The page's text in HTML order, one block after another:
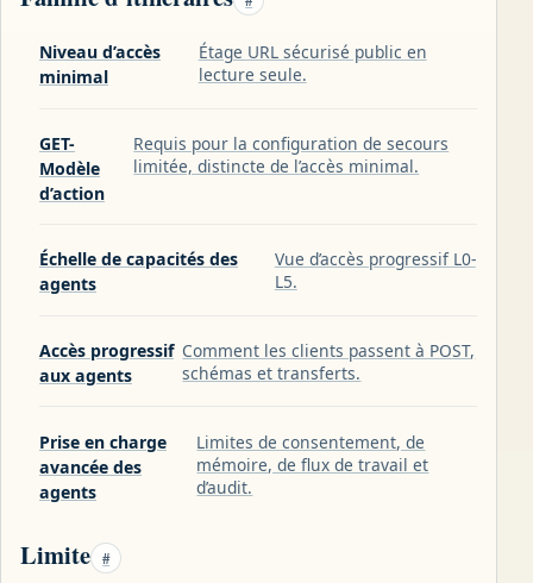
Niveau d’accès
minimal
Étage URL sécurisé public en
lecture seule.
GET-
Modèle
d’action
Requis pour la configuration de secours
limitée, distincte de l’accès minimal.
Échelle de capacités des
agents
Vue d’accès progressif L0-
L5.
Accès progressif
aux agents
Comment les clients passent à POST,
schémas et transferts.
Prise en charge
avancée des
agents
Limites de consentement, de
mémoire, de flux de travail et
d’audit.
Limite #